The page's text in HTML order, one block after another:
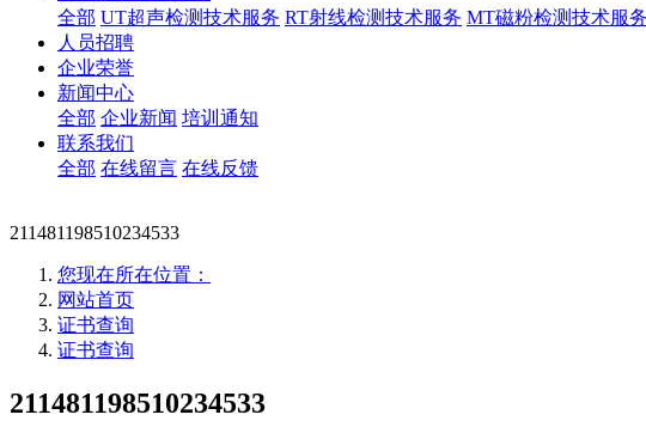
全部 UT超声检测技术服务 RT射线检测技术服务 MT磁粉检测技术服务
人员招聘
企业荣誉
新闻中心
全部 企业新闻 培训通知
联系我们
全部 在线留言 在线反馈
211481198510234533
您现在所在位置：
网站首页
证书查询
证书查询
211481198510234533